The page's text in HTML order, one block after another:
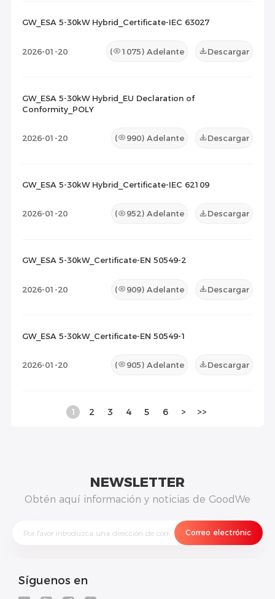
GW_ESA 5-30kW Hybrid_Certificate-IEC 63027
2026-01-20 ( 1075) Adelante Descargar
GW_ESA 5-30kW Hybrid_EU Declaration of
Conformity_POLY
2026-01-20 ( 990) Adelante Descargar
GW_ESA 5-30kW Hybrid_Certificate-IEC 62109
2026-01-20 ( 952) Adelante Descargar
GW_ESA 5-30kW_Certificate-EN 50549-2
2026-01-20 ( 909) Adelante Descargar
GW_ESA 5-30kW_Certificate-EN 50549-1
2026-01-20 ( 905) Adelante Descargar
1 2 3 4 5 6 > >>
NEWSLETTER
Obtén aquí información y noticias de GoodWe
Síguenos en